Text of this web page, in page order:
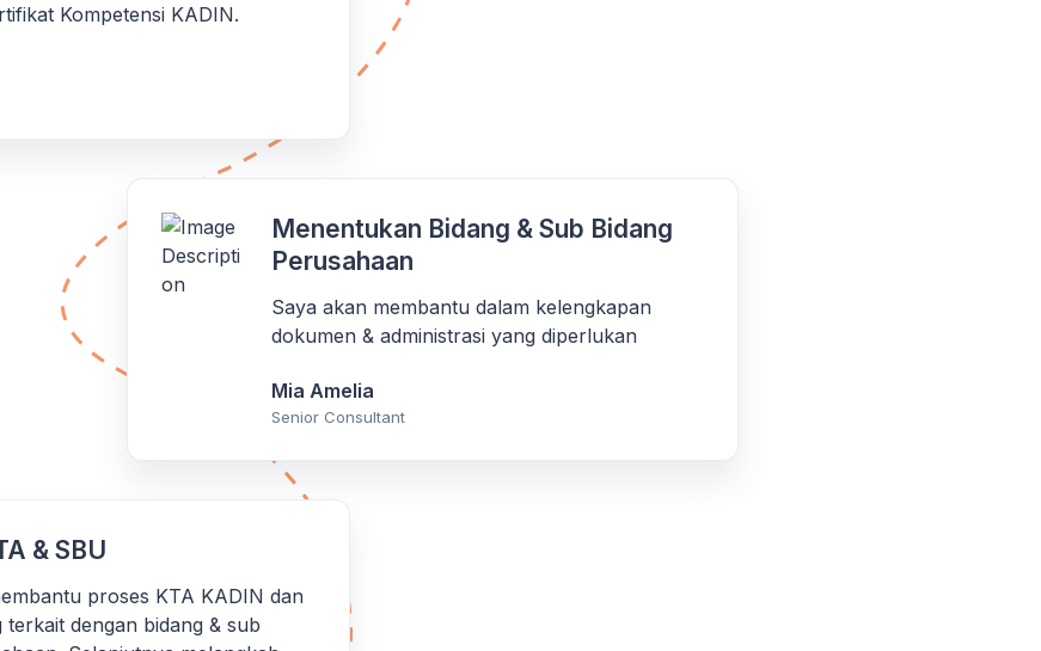
Kompetensi KADIN.
Menentukan Bidang & Sub Bidang
Perusahaan
Saya akan membantu dalam kelengkapan
dokumen & administrasi yang diperlukan
Mia Amelia
Senior Consultant
& SBU
proses KTA KADIN dan
terkait dengan bidang & sub